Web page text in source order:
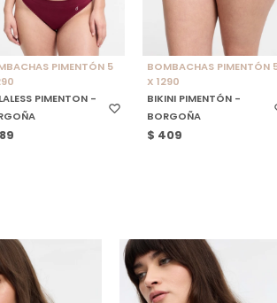
TALLE
PIMENTÓN 5
PIMENTON -
SELECCIONAR TALLE
BOMBACHAS PIMENTÓN
X 1290
BIKINI PIMENTÓN -
BORGOÑA
$ 409